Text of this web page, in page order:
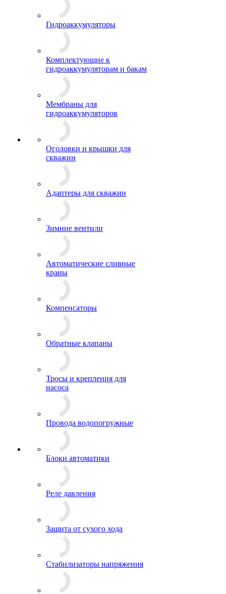
Гидроаккумуляторы
Комплектующие к
гидроаккумуляторам и бакам
Мембраны для
гидроаккумуляторов
Оголовки и крышки для
скважин
Адаптеры для скважин
Зимние вентили
Автоматические сливные
краны
Компенсаторы
Обратные клапаны
Тросы и крепления для
насоса
Провода водопогружные
Блоки автоматики
Реле давления
Защита от сухого хода
Стабилизаторы напряжения